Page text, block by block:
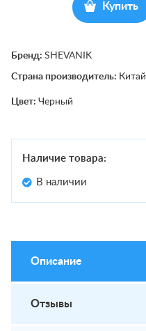
Купить
Бренд: SHEVANIK
Страна производитель: Китай
Цвет: Черный
Наличие товара:
В наличии
Описание
Отзывы